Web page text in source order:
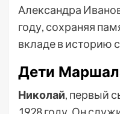
Александра
году, сохраняя
вкладе в историю
Дети
Николай, первый